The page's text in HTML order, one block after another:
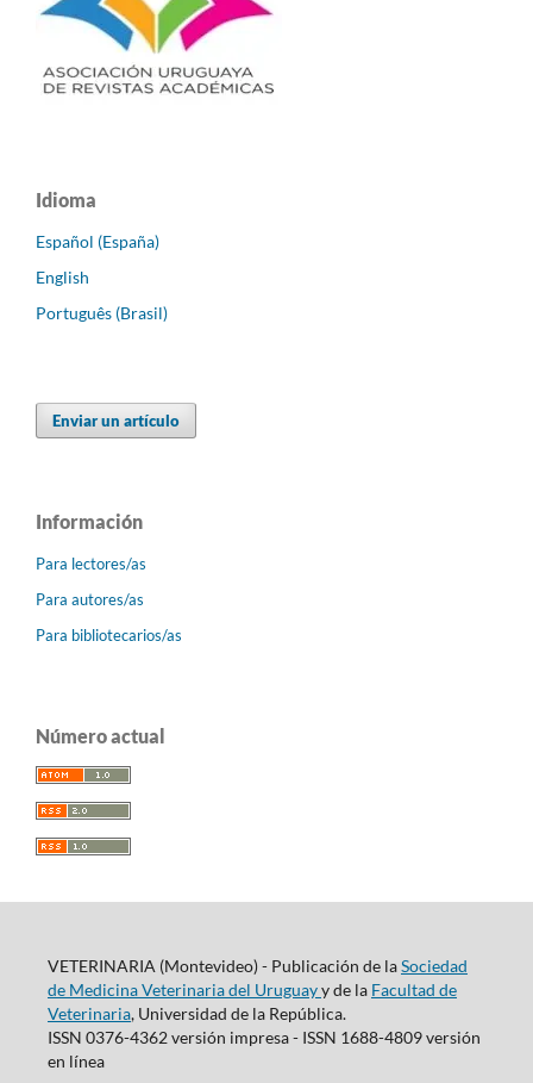
Idioma
Español (España)
English
Português (Brasil)
Enviar un artículo
Información
Para lectores/as
Para autores/as
Para bibliotecarios/as
Número actual
VETERINARIA (Montevideo) - Publicación de laSociedad
de Medicina Veterinaria del Uruguayy de la Facultad de
Veterinaria, Universidad de la República.
ISSN 0376-4362 versión impresa - ISSN 1688-4809 versión
en línea